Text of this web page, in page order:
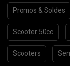
Promos & Soldes
Scooter 50cc
Scooters